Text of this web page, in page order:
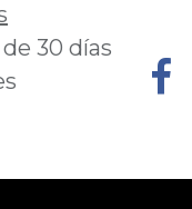
30 días